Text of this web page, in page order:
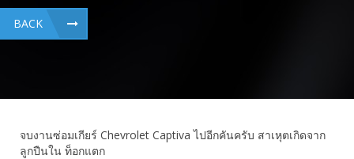
BACK
จบงานซ่อมเกียร์ Chevrolet Captiva ไปอีกคันครับ สาเหุตเกิดจาก
ลูกปืนใน ท็อกแตก